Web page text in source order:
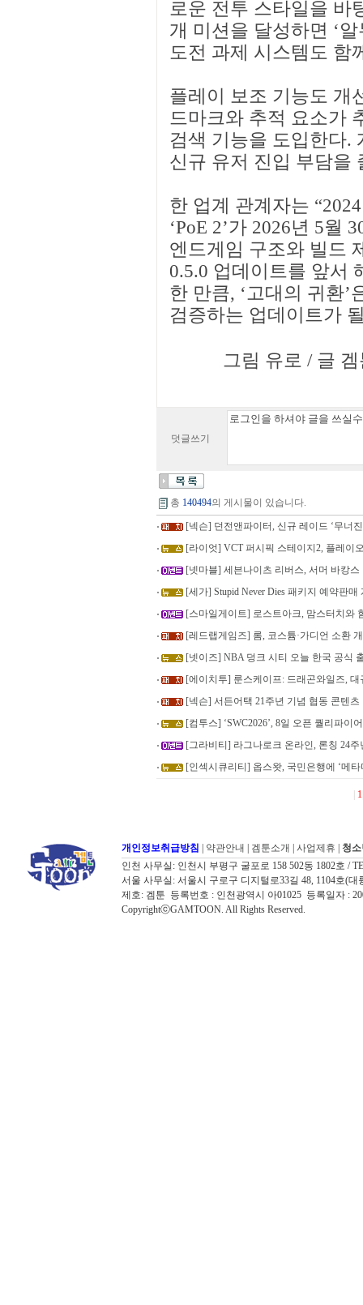
로운 전투 스타일을 바
개 미션을 달성하면 ‘
도전 과제 시스템도 함
플레이 보조 기능도 개
드마크와 추적 요소가
검색 기능을 도입한다.
신규 유저 진입 부담을
한 업계 관계자는
‘PoE 2’가 2026년 5월
엔드게임 구조와 빌드
0.5.0 업데이트를 앞서
한 만큼, ‘고대의 귀환’
검증하는 업데이트가
그림 유로 / 글 겜
덧글쓰기
총 140494의 게시물이 있습니다.
[넥슨] 던전앤파이터, 신규 레이드 ‘무너
[라이엇] VCT 퍼시픽 스테이지2, 플레이
[넷마블] 세븐나이츠 리버스, 서머 바캉스
[세가] Stupid Never Dies 패키지 예약판매
[스마일게이트] 로스트아크, 맘스터치와
[레드랩게임즈] 롬, 코스튬·가디언 소환
[넷이즈] NBA 덩크 시티 오늘 한국 공식
[에이치투] 룬스케이프: 드래곤와일즈,
[넥슨] 서든어택 21주년 기념 협동 콘텐츠
[컴투스] ‘SWC2026’, 8일 오픈 퀄리파이
[그라비티] 라그나로크 온라인, 론칭 24
[인섹시큐리티] 옵스왓, 국민은행에 ‘메타
1
개인정보취급방침 약관안내 겜툰소개 사업제휴
청
인천 사무실: 인천시 부평구 굴포로 158 502동 1802호 /
서울 사무실: 서울시 구로구 디지털로33길 48, 1104호(대
제호: 겜툰 등록번호 : 인천광역시 아01025 등록일자 :
CopyrightⓒGAMTOON. All Rights Reserved.